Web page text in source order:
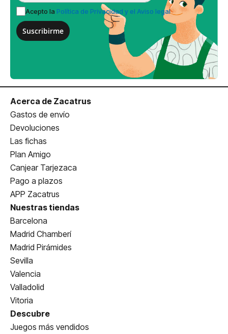
Acepto la Política de Privacidad y el Aviso legal
Suscribirme
Acerca de Zacatrus
Gastos de envío
Devoluciones
Las fichas
Plan Amigo
Canjear Tarjezaca
Pago a plazos
APP Zacatrus
Nuestras tiendas
Barcelona
Madrid Chamberí
Madrid Pirámides
Sevilla
Valencia
Valladolid
Vitoria
Descubre
Juegos más vendidos